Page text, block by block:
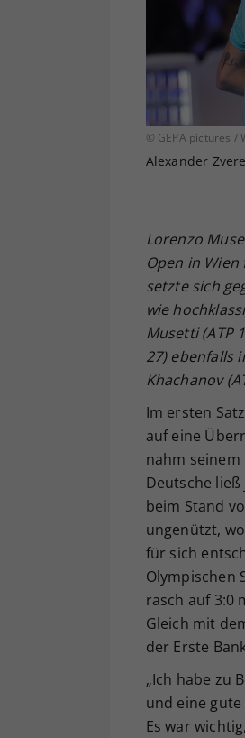
© GEPA pictures /
Alexander
Lorenzo
Open in
setzte sich
wie
Musetti (ATP
27) ebenfalls
Khachanov
Im ersten
auf eine
nahm seinem
Deutsche
beim Stand
ungenützt,
für sich
Olympischen
rasch auf 3:0
Gleich mit
der Erste
„Ich habe zu
und eine
Es war